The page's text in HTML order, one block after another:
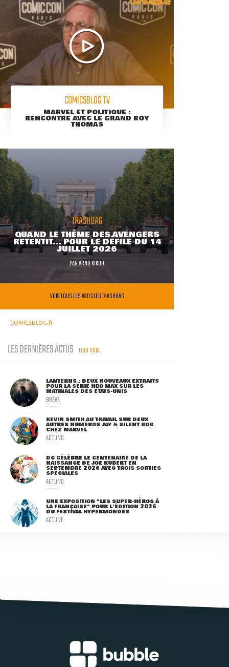
COMICSBLOG TV
MARVEL ET POLITIQUE :
RENCONTRE AVEC LE GRAND ROY
THOMAS
TRASHBAG
QUAND LE THÈME DES AVENGERS
RETENTIT... POUR LE DÉFILÉ DU 14
JUILLET 2026
PARARNO KIKOO
VOIR TOUS LES ARTICLES TRASHBAG
COMICSBLOG.fr
LES DERNIÈRES ACTUS TOUT VOIR
LANTERNS : DEUX NOUVEAUX EXTRAITS
POUR LA SÉRIE HBO MAX SUR LES
MATINALES DES ETATS-UNIS
BRÈVE
KEVIN SMITH AU TRAVAIL SUR DEUX
AUTRES NUMÉROS JAY & SILENT BOB
CHEZ MARVEL
ACTU VO
DC CÉLÈBRE LE CENTENAIRE DE LA
NAISSANCE DE JOE KUBERT EN
SEPTEMBRE 2026 AVEC TROIS SORTIES
SPÉCIALES
ACTU VO
UNE EXPOSITION "LES SUPER-HÉROS À
LA FRANÇAISE" POUR L'ÉDITION 2026
DU FESTIVAL HYPERMONDES
ACTU VF